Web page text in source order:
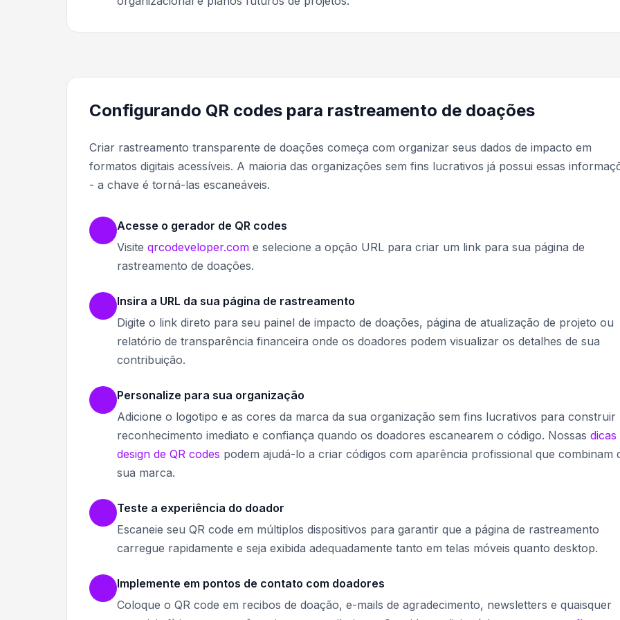
Configurando QR codes para rastreamento de doações
Criar rastreamento transparente de doações começa com organizar seus dados de impacto em
formatos digitais acessíveis. A maioria das organizações sem fins lucrativos já possui essas
- a chave é torná-las escaneáveis.
Acesse o gerador de QR codes
Visite qrcodeveloper.com e selecione a opção URL para criar um link para sua página de
rastreamento de doações.
Insira a URL da sua página de rastreamento
Digite o link direto para seu painel de impacto de doações, página de atualização de projeto ou
relatório de transparência financeira onde os doadores podem visualizar os detalhes de sua
contribuição.
Personalize para sua organização
Adicione o logotipo e as cores da marca da sua organização sem fins lucrativos para construir
reconhecimento imediato e confiança quando os doadores escanearem o código. Nossas dicas
design de QR codes podem ajudá-lo a criar códigos com aparência profissional que combinam
sua marca.
Teste a experiência do doador
Escaneie seu QR code em múltiplos dispositivos para garantir que a página de rastreamento
carregue rapidamente e seja exibida adequadamente tanto em telas móveis quanto desktop.
Implemente em pontos de contato com doadores
Coloque o QR code em recibos de doação, e-mails de agradecimento, newsletters e quaisquer